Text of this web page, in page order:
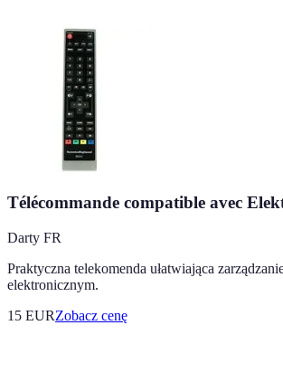
Télécommande compatible avec
Darty FR
Praktyczna telekomenda ułatwiająca
elektronicznym.
15 EURZobacz cenę